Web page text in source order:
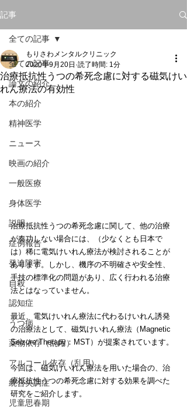
記事
全ての記事
論文の紹介
本の紹介
精神医学
ニュース
映画の紹介
一般医療
身体医学
説明
症例報告
発達障害
自殺
認知症
うつ病
薬物依存（乱用）
アルコール依存（乱用）
統合失調症
児童思春期
全ての記事
治療抵抗性うつの希死念慮に対する磁気けい
れん療法の有効性
もりさわメンタルクリニック
2020年9月20日 読了時間: 1分
治療抵抗性うつの希死念慮に関して、他の治療
が奏功しない場合には、（少なくとも日本で
は）稀に電気けいれん療法が検討されることが
あります。しかし、機序の不明確さや安全性、
手技の標準化の問題があり、広く行われる治療
法とはなっていません。
最近、電気けいれん療法に代わるけいれん誘発
の治療法として、磁気けいれん療法（Magnetic
Seizure Therapy：MST）が提案されています。
今回は、磁気けいれん療法を用いた場合の、治
療抵抗性うつの希死念慮に対する効果を調べた
研究をご紹介します。